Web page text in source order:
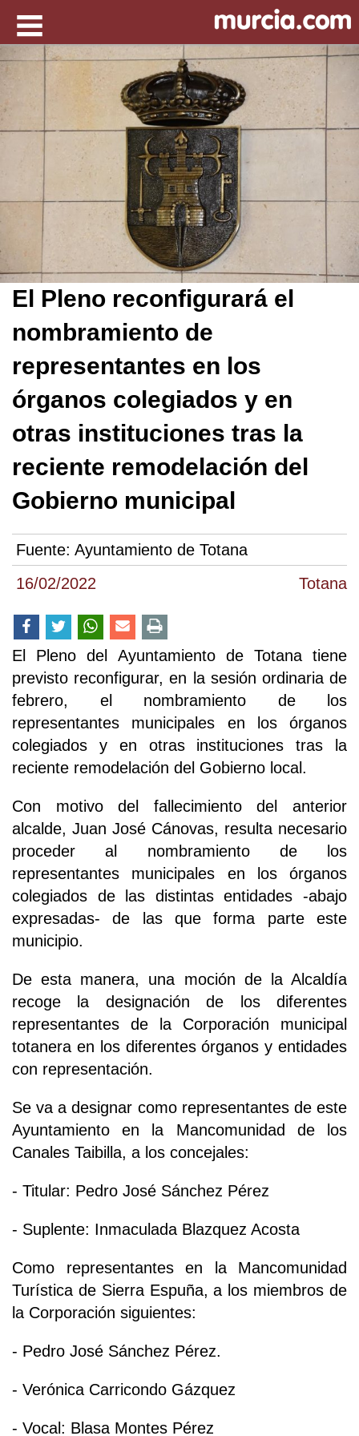
16/02/2022 Totana
El Pleno reconfigurará el
nombramiento de
representantes en los
órganos colegiados y en
otras instituciones tras la
reciente remodelación del
Gobierno municipal
Fuente: Ayuntamiento de Totana
El Pleno del Ayuntamiento de Totana tiene
previsto reconfigurar, en la sesión ordinaria de
febrero, el nombramiento de los
representantes municipales en los órganos
colegiados y en otras instituciones tras la
reciente remodelación del Gobierno local.
Con motivo del fallecimiento del anterior
alcalde, Juan José Cánovas, resulta necesario
proceder al nombramiento de los
representantes municipales en los órganos
colegiados de las distintas entidades -abajo
expresadas- de las que forma parte este
municipio.
De esta manera, una moción de la Alcaldía
recoge la designación de los diferentes
representantes de la Corporación municipal
totanera en los diferentes órganos y entidades
con representación.
Se va a designar como representantes de este
Ayuntamiento en la Mancomunidad de los
Canales Taibilla, a los concejales:
- Titular: Pedro José Sánchez Pérez
- Suplente: Inmaculada Blazquez Acosta
Como representantes en la Mancomunidad
Turística de Sierra Espuña, a los miembros de
la Corporación siguientes:
- Pedro José Sánchez Pérez.
- Verónica Carricondo Gázquez
- Vocal: Blasa Montes Pérez